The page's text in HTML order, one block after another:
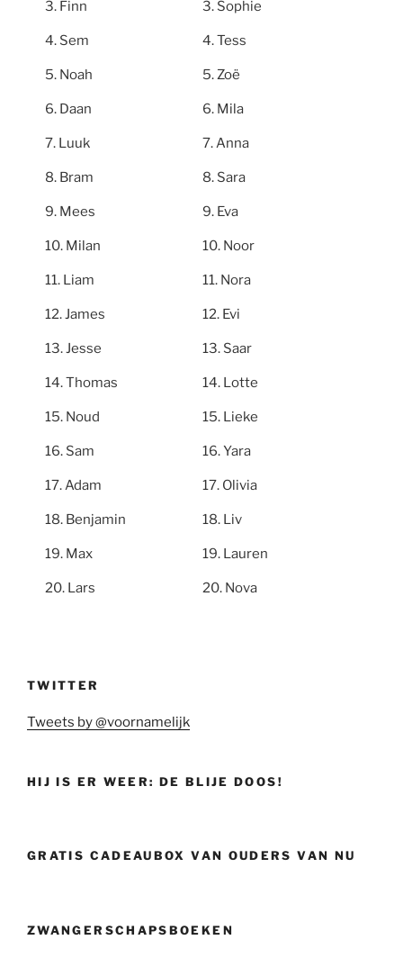
Finn
Sem
Noah
Daan
Luuk
Bram
Mees
Milan
Liam
James
Jesse
Thomas
Noud
Sam
Adam
Benjamin
Max
Lars
Sophie
Tess
Zoë
Mila
Anna
Sara
Eva
Noor
Nora
Evi
Saar
Lotte
Lieke
Yara
Olivia
Liv
Lauren
Nova
TWITTER
Tweets by @voornamelijk
HIJ IS ER WEER: DE BLIJE DOOS!
GRATIS CADEAUBOX VAN OUDERS VAN NU
ZWANGERSCHAPSBOEKEN